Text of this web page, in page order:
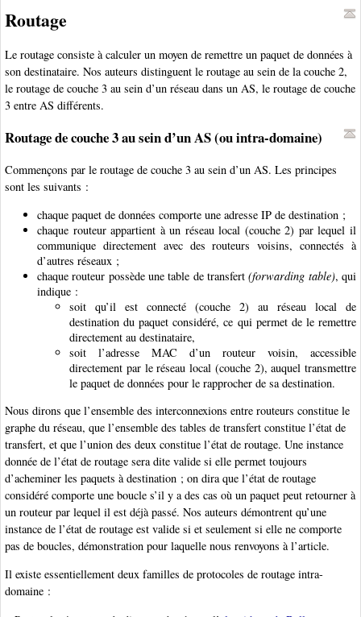
Routage
Le routage consiste à calculer un moyen de remettre un paquet de données à
son destinataire. Nos auteurs distinguent le routage au sein de la couche 2,
le routage de couche 3 au sein d’un réseau dans un AS, le routage de couche
3 entre AS différents.
Routage de couche 3 au sein d’un AS (ou intra-domaine)
Commençons par le routage de couche 3 au sein d’un AS. Les principes
sont les suivants :
chaque paquet de données comporte une adresse IP de destination ;
chaque routeur appartient à un réseau local (couche 2) par lequel il
communique directement avec des routeurs voisins, connectés à
d’autres réseaux ;
chaque routeur possède une table de transfert(forwarding table), qui
indique :
soit qu’il est connecté (couche 2) au réseau local de
destination du paquet considéré, ce qui permet de le remettre
directement au destinataire,
soit l’adresse MAC d’un routeur voisin, accessible
directement par le réseau local (couche 2), auquel transmettre
le paquet de données pour le rapprocher de sa destination.
Nous dirons que l’ensemble des interconnexions entre routeurs constitue le
graphe du réseau, que l’ensemble des tables de transfert constitue l’état de
transfert, et que l’union des deux constitue l’état de routage. Une instance
donnée de l’état de routage sera dite valide si elle permet toujours
d’acheminer les paquets à destination ; on dira que l’état de routage
considéré comporte une boucle s’il y a des cas où un paquet peut retourner à
un routeur par lequel il est déjà passé. Nos auteurs démontrent qu’une
instance de l’état de routage est valide si et seulement si elle ne comporte
pas de boucles, démonstration pour laquelle nous renvoyons à l’article.
Il existe essentiellement deux familles de protocoles de routage intra-
domaine :